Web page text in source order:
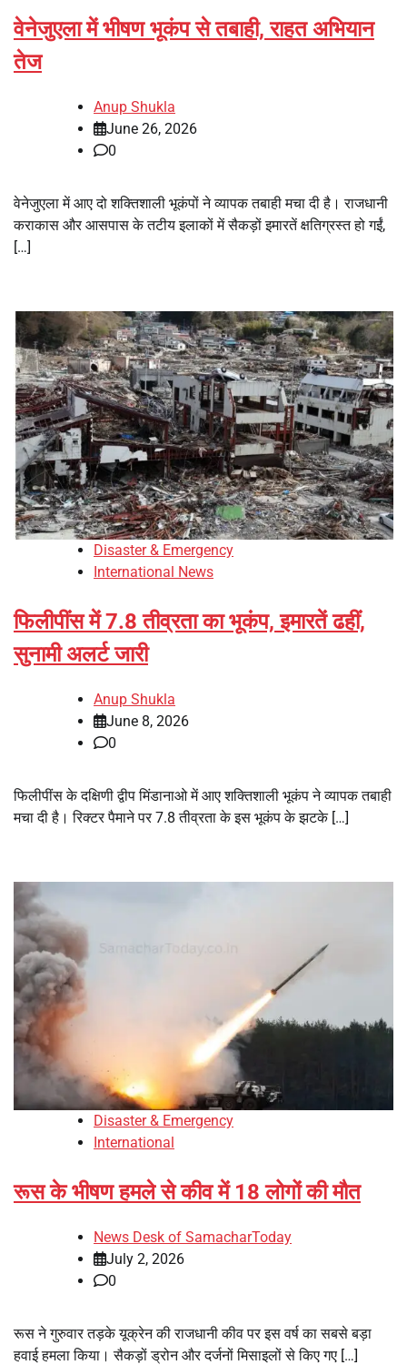
वेनेजुएला में भीषण भूकंप से तबाही, राहत अभियान
तेज
Anup Shukla
June 26, 2026
0
वेनेजुएला में आए दो शक्तिशाली भूकंपों ने व्यापक तबाही मचा दी है। राजधानी
कराकास और आसपास के तटीय इलाकों में सैकड़ों इमारतें क्षतिग्रस्त हो गईं,
[…]
Disaster & Emergency
International News
फिलीपींस में 7.8 तीव्रता का भूकंप, इमारतें ढहीं,
सुनामी अलर्ट जारी
Anup Shukla
June 8, 2026
0
फिलीपींस के दक्षिणी द्वीप मिंडानाओ में आए शक्तिशाली भूकंप ने व्यापक तबाही
मचा दी है। रिक्टर पैमाने पर 7.8 तीव्रता के इस भूकंप के झटके […]
Disaster & Emergency
International
रूस के भीषण हमले से कीव में 18 लोगों की मौत
News Desk of SamacharToday
July 2, 2026
0
रूस ने गुरुवार तड़के यूक्रेन की राजधानी कीव पर इस वर्ष का सबसे बड़ा
हवाई हमला किया। सैकड़ों ड्रोन और दर्जनों मिसाइलों से किए गए […]